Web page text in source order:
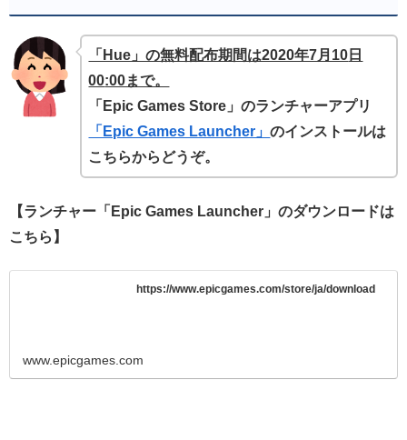
「Hue」の無料配布期間は2020年7月10 日
00:00まで。
「Epic Games Store」のランチャーアプリ
「Epic Games Launcher」のインストールは
こちらからどうぞ。
【ランチャー「Epic Games Launcher」のダウンロードは
こちら】
https://www.epicgames.com/store/ja/download
www.epicgames.com